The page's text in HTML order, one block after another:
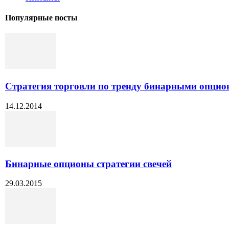
Популярные посты
Стратегия торговли по тренду бинарными
14.12.2014
Бинарные опционы стратегии свечей
29.03.2015